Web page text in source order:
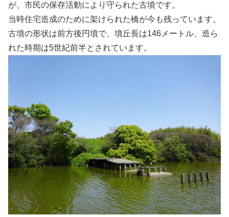
が、市民の保存活動により守られた古墳です。
当時住宅造成のために架けられた橋が今も残っています。
古墳の形状は前方後円墳で、墳丘長は146メートル、造ら
れた時期は5世紀前半とされています。